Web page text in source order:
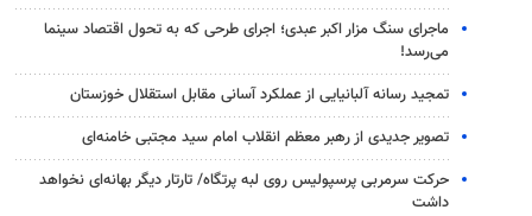
ماجرای سنگ مزار اکبر عبدی؛ اجرای طرحی که به تحول اقتصاد سینما
می‌رسد!
تمجید رسانه آلبانیایی از عملکرد آسانی مقابل استقلال خوزستان
تصویر جدیدی از رهبر معظم انقلاب امام سید مجتبی خامنه‌ای
حرکت سرمربی پرسپولیس روی لبه پرتگاه/ تارتار دیگر بهانه‌ای نخواهد
داشت